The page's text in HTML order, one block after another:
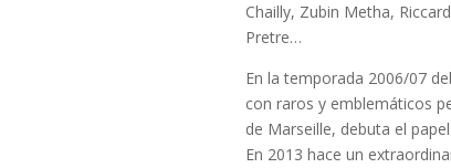
Chailly, Zubin Metha,
Pretre…
En la temporada 2006/07
con raros y emblemáticos
de Marseille, debuta el
En 2013 hace un